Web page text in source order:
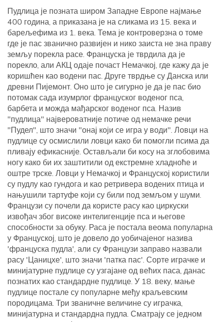
Пудлица је позната широм Западне Европе најмање
400 година, а приказана је на сликама из 15. века и
барељефима из 1. века. Тема је контроверзна о томе
где је пас званично развијен и нико заиста не зна праву
земљу порекла расе. Француска је тврдила да је
порекло, али АКЦ одаје почаст Немачкој, где кажу да је
коришћен као водени пас. Друге тврдње су Данска или
древни Пијемонт. Оно што је сигурно је да је пас био
потомак сада изумрлог француског воденог пса,
барбета и можда мађарског воденог пса. Назив
"пудлица" највероватније потиче од немачке речи
"Пудел", што значи "онај који се игра у води". Ловци на
пудлице су осмислили ловци како би помогли псима да
пливају ефикасније. Остављали би косу на зглобовима
ногу како би их заштитили од екстремне хладноће и
оштре трске. Ловци у Немачкој и Француској користили
су пудлу као гундога и као ретривера водених птица и
нањушили тартуфе који су били под земљом у шуми.
Французи су почели да користе расу као циркуски
извођач због високе интелигенције пса и његове
способности за обуку. Раса је постала веома популарна
у Француској, што је довело до уобичајеног назива
'француска пудла', али су Французи заправо назвали
расу 'Цаницхе', што значи 'патка пас'. Сорте играчке и
минијатурне пудлице су узгајане од већих паса, данас
познатих као стандардне пудлице. У 18. веку, мање
пудлице постале су популарне међу краљевским
породицама. Три званичне величине су играчка,
минијатурна и стандардна пудла. Сматрају се једном